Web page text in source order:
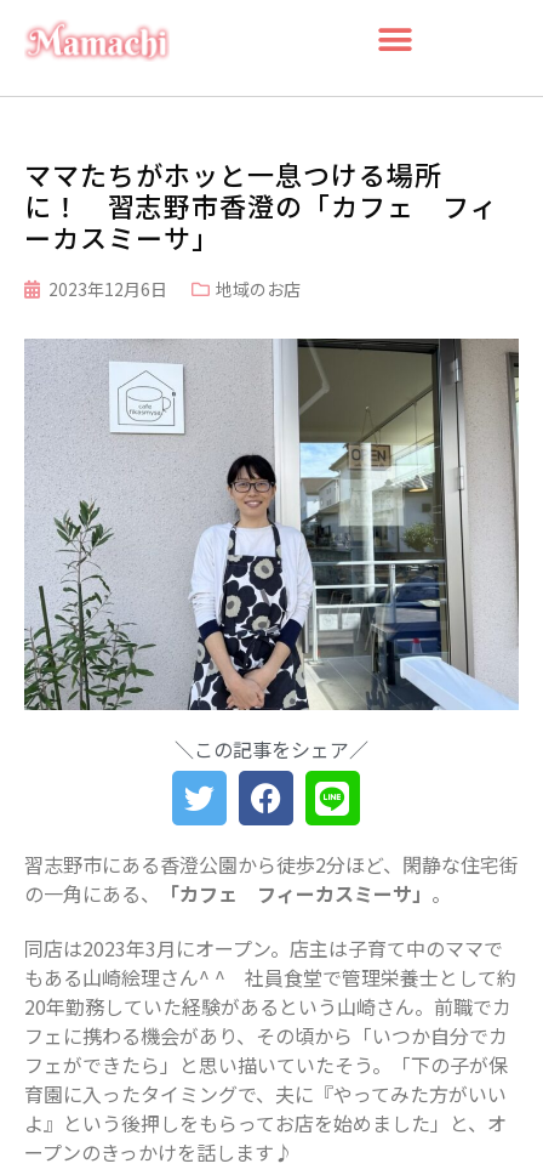
検索
最近の投稿
船橋・前原に一時預かり保育施設
「prayers（プレイヤーズ）」オープ
ン♪ママ・パパの心にゆとりを届ける
新スポット
ららぽーとTOKYO-BAY 北館リニュー
アル ますます子連れにやさしい場所
に
災害時に“わが子を守る準備”を。海神
防災セミナー開催
【船橋の注目ママ】競技歴わずか1年
かけは産後ダイエット
女性の自由な働き方を求めて…「子育
てと仕事の両立」の実現を目指す米粉
ワッフルクレープ「+naturi」（プラス
ナチュリ）
最近のコメント
表示できるコメントはありません。
ママたちがホッと一息つける場所
に！ 習志野市香澄の「カフェ フィ
ーカスミーサ」
2023年12月6日 地域のお店
＼この記事をシェア／
習志野市にある香澄公園から徒歩2分ほど、閑静な住宅街
の一角にある、
「カフェ フィーカスミーサ」 。
同店は2023年3月にオープン。店主は子育て中のママで
もある山崎絵理さん^ ^ 社員食堂で管理栄養士として約
20年勤務していた経験があるという山崎さん。前職でカ
フェに携わる機会があり、その頃から「いつか自分でカ
フェができたら」と思い描いていたそう。「下の子が保
育園に入ったタイミングで、夫に『やってみた方がいい
よ』という後押しをもらってお店を始めました」と、オ
ープンのきっかけを話します♪